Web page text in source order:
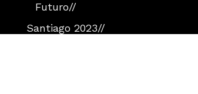
Futuro//
Santiago 2023//